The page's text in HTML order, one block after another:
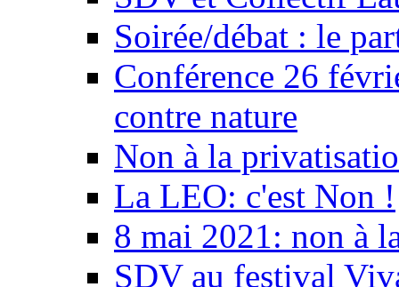
Soirée/débat : le
Conférence 26
contre nature
Non à la
La LEO: c'est Non !
8 mai 2021: non à
SDV au festival